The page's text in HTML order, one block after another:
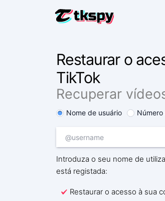
Restaurar o
TikTok
Recuperar
Nome de usuário
Introduza o seu nome de
está registada:
Restaurar o acesso à sua